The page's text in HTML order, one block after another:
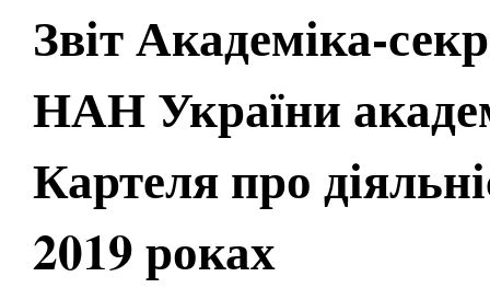
Звіт Академіка-
НАН України
Картеля про
2019 роках